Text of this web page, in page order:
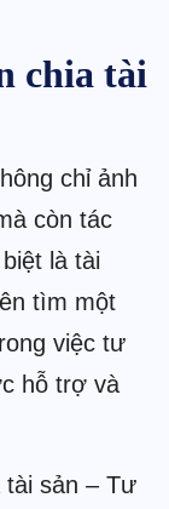
chia tài
chỉ ảnh
còn tác
là tài
tìm một
việc tư
hỗ trợ và
tài sản – Tư